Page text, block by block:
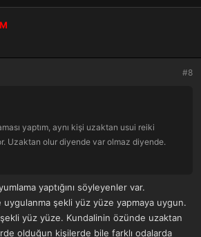
şey, uyumlama alan kişiyi bir seri sembole
enerjilerin 3 ncü boyut temsilcileridir.
çalıştığımız tüm sembolizm çok – boyutlu
alıcısı olarak bakarsanız – temel olarak
Radyo 1’i dinleyemediğinizi
yaptığı bedeninizi ve üst çakra
bu enerji ile çalışması için
ve kendiniz ve başkaları için şifa vermenin
fiziksel sorunların tedavisi için ve allopatik
bütünlemek için geleneksel
#8
yaptım, aynı kişi uzaktan usui reiki
Uzaktan olur diyende var olmaz diyende.
yaptığını söyleyenler var.
şekli yüz yüze yapmaya uygun.
şekli yüz yüze. Kundalinin özünde uzaktan
olduğun kişilerde bile farklı odalarda